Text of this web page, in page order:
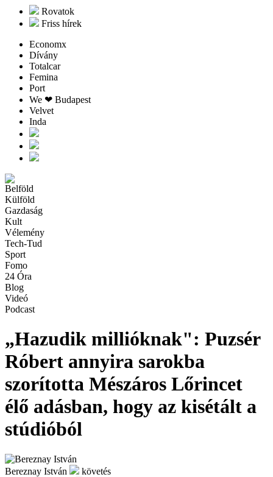
Rovatok
Friss hírek
Economx
Dívány
Totalcar
Femina
Port
We ❤︎ Budapest
Velvet
Inda
Belföld
Külföld
Gazdaság
Kult
Vélemény
Tech-Tud
Sport
Fomo
24 Óra
Blog
Videó
Podcast
„Hazudik millióknak": Puzsér
Róbert annyira sarokba
szorította Mészáros Lőrincet
élő adásban, hogy az kisétált a
stúdióból
Bereznay István
követés